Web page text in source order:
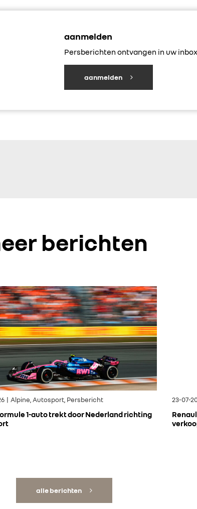
aanmelden
Persberichten ontvangen in uw
aanmelden
berichten
| Alpine, Autosport, Persbericht
1-auto trekt door Nederland richting
23-07-
alle berichten